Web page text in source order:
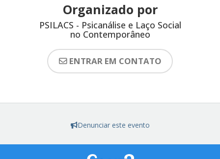
Organizado por
PSILACS - Psicanálise e Laço Social
no Contemporâneo
ENTRAR EM CONTATO
Denunciar este evento